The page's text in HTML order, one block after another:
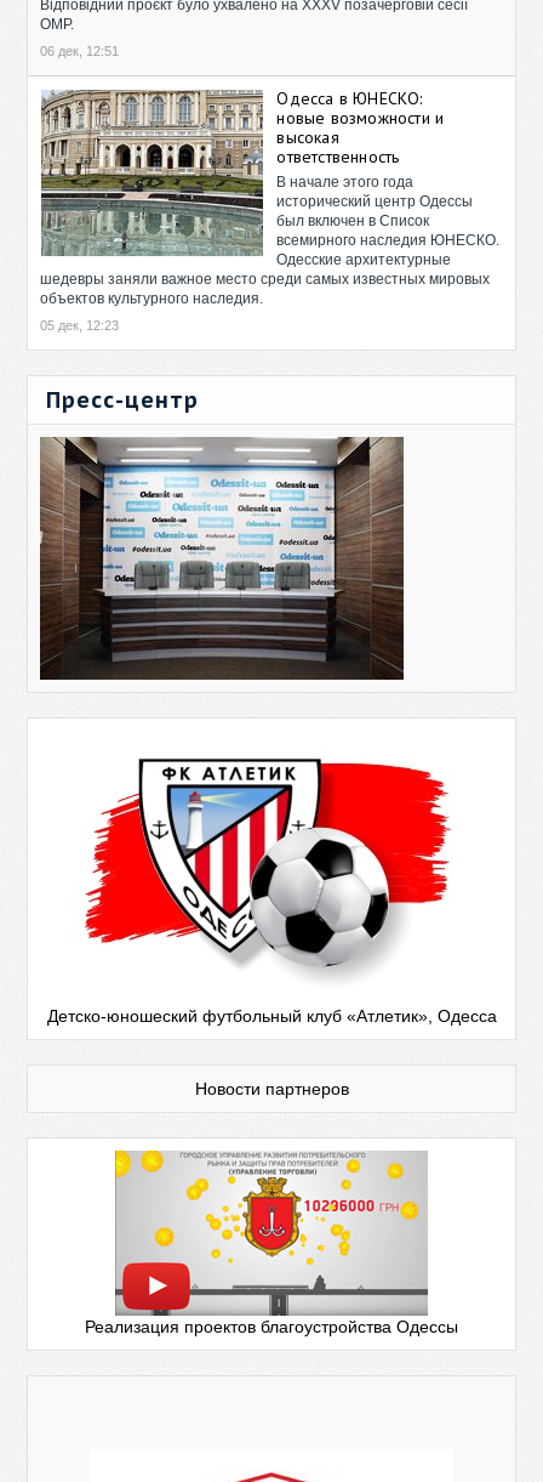
Відповідний проєкт було ухвалено на XXXV позачерговій сесії
ОМР.
06 дек, 12:51
Одесса в ЮНЕСКО:
новые возможности и
высокая
ответственность
В начале этого года
исторический центр Одессы
был включен в Список
всемирного наследия ЮНЕСКО.
Одесские архитектурные
шедевры заняли важное место среди самых известных мировых
объектов культурного наследия.
05 дек, 12:23
Пресс-центр
Детско-юношеский футбольный клуб «Атлетик», Одесса
Новости партнеров
Реализация проектов благоустройства Одессы